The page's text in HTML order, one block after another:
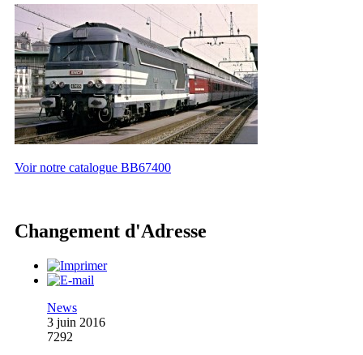
Voir notre catalogue BB67400
Changement d'Adresse
News
3 juin 2016
7292